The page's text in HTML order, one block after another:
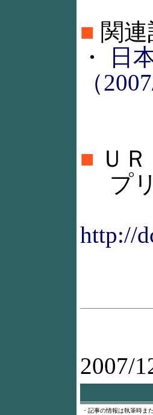
■ 関
・
日
（
■ ＵＲ
プリ
http://
2007/
・記事の情報は執筆時ま